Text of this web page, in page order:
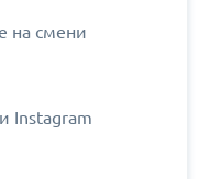
на смени
Instagram